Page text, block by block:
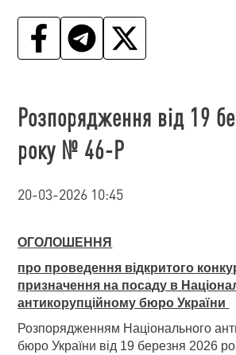
Розпорядження від 19
року № 46-Р
20-03-2026 10:45
ОГОЛОШЕННЯ
про проведення відкритого
призначення на посаду в
антикорупційному бюро України
Розпорядженням Національного
бюро України від 19 березня 2026